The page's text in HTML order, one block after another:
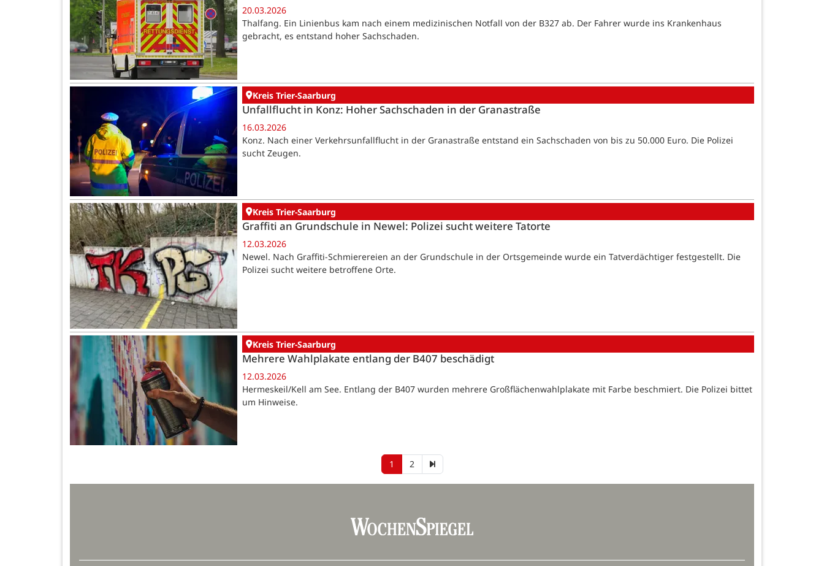
20.03.2026
Thalfang. Ein Linienbus kam nach einem medizinischen Notfall von der B327 ab. Der Fahrer wurde ins Krankenhaus
gebracht, es entstand hoher Sachschaden.
Kreis Trier-Saarburg
Unfallflucht in Konz: Hoher Sachschaden in der Granastraße
16.03.2026
Konz. Nach einer Verkehrsunfallflucht in der Granastraße entstand ein Sachschaden von bis zu 50.000 Euro. Die Polizei
sucht Zeugen.
Kreis Trier-Saarburg
Graffiti an Grundschule in Newel: Polizei sucht weitere Tatorte
12.03.2026
Newel. Nach Graffiti-Schmierereien an der Grundschule in der Ortsgemeinde wurde ein Tatverdächtiger festgestellt. Die
Polizei sucht weitere betroffene Orte.
Kreis Trier-Saarburg
Mehrere Wahlplakate entlang der B407 beschädigt
12.03.2026
Hermeskeil/Kell am See. Entlang der B407 wurden mehrere Großflächenwahlplakate mit Farbe beschmiert. Die Polizei bittet
um Hinweise.
1 2